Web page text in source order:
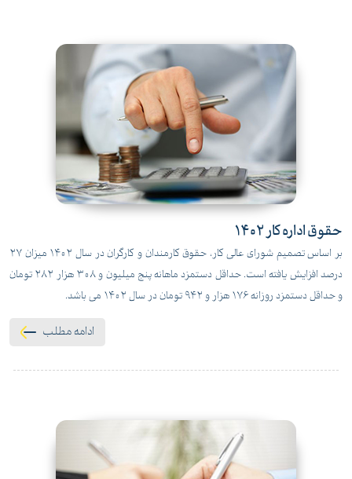
حقوق اداره کار 1402
بر اساس تصمیم شورای عالی کار، حقوق کارمندان و کارگران در سال 1402 میزان 27
درصد افزایش یافته است. حداقل دستمزد ماهانه پنج میلیون و 308 هزار 282 تومان
و حداقل دستمزد روزانه 176 هزار و 942 تومان در سال 1402 می باشد.
ادامه مطلب